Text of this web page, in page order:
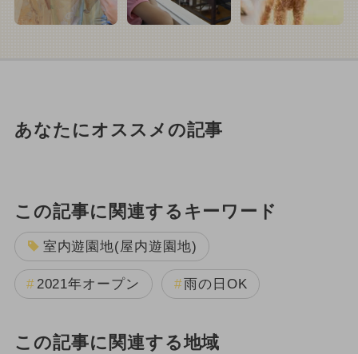
あなたにオススメの記事
この記事に関連するキーワード
室内遊園地(屋内遊園地)
2021年オープン 雨の日OK
この記事に関連する地域